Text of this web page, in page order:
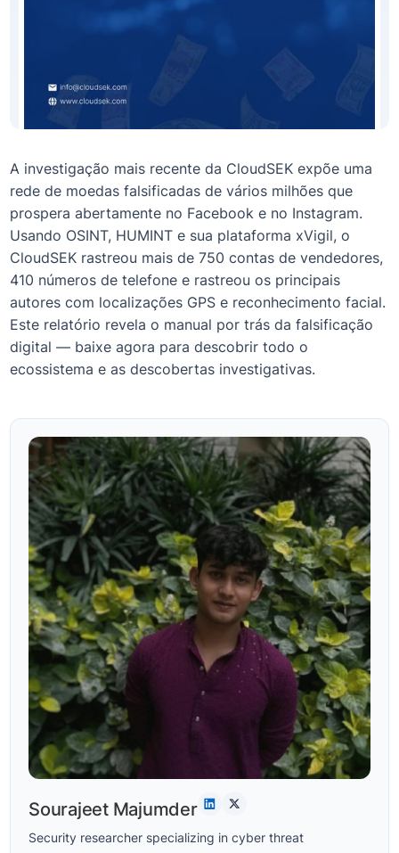
A investigação mais recente da CloudSEK expõe uma
rede de moedas falsificadas de vários milhões que
prospera abertamente no Facebook e no Instagram.
Usando OSINT, HUMINT e sua plataforma xVigil, o
CloudSEK rastreou mais de 750 contas de vendedores,
410 números de telefone e rastreou os principais
autores com localizações GPS e reconhecimento facial.
Este relatório revela o manual por trás da falsificação
digital — baixe agora para descobrir todo o
ecossistema e as descobertas investigativas.
Sourajeet Majumder
Security researcher specializing in cyber threat